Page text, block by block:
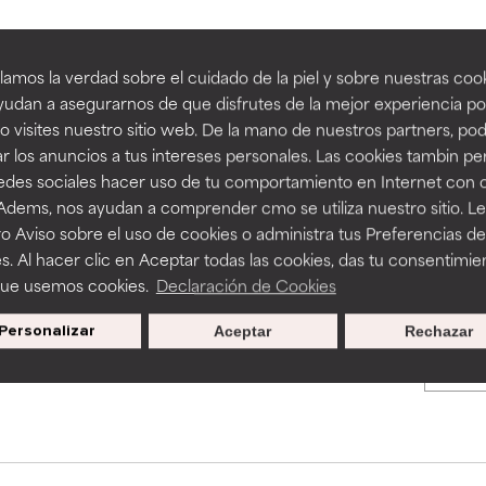
la verdad sobre el cuidado de la piel y sobre nuestras
a asegurarnos de que disfrutes de la mejor experiencia
visites nuestro sitio web. De la mano de nuestros partners,
los anuncios a tus intereses personales. Las cookies tambin
sociales hacer uso de tu comportamiento en Internet con
nos ayudan a comprender cmo se utiliza nuestro sitio.
Aviso sobre el uso de cookies o administra tus Preferencias de
Al hacer clic en Aceptar todas las cookies, das tu
usemos cookies. Declaración de Cookies
Personalizar Rechazar
Aceptar
BACK TO SEARCH
to assess ingredients in this dictionary. Regulations
tan beneficiosos como los de la categoría excelente, suelen ser
la estabilidad o la absorción de una fórmula.
ciertas limitaciones en cuanto a su apariencia, estabilidad o
básicos o que no cuentan con suficiente respaldo científico.
algunos beneficios se recomienda evitarlo por su
provocar efectos adversos como irritación, inflamación o
tan beneficiosos como los de la categoría excelente, suelen ser
la estabilidad o la absorción de una fórmula.
ciertas limitaciones en cuanto a su apariencia, estabilidad o
básicos o que no cuentan con suficiente respaldo científico.
algunos beneficios se recomienda evitarlo por su
provocar efectos adversos como irritación, inflamación o
Promociones exclusivas al